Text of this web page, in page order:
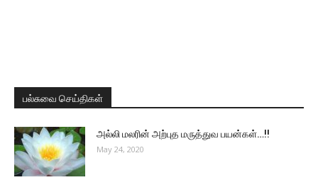
பல்சுவை செய்திகள்
அல்லி மலரின் அற்புத மருத்துவ பயன்கள்…!!
May 24, 2020